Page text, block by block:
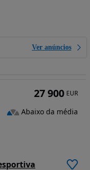
Ver anúncios
27 900 EUR
Abaixo da média